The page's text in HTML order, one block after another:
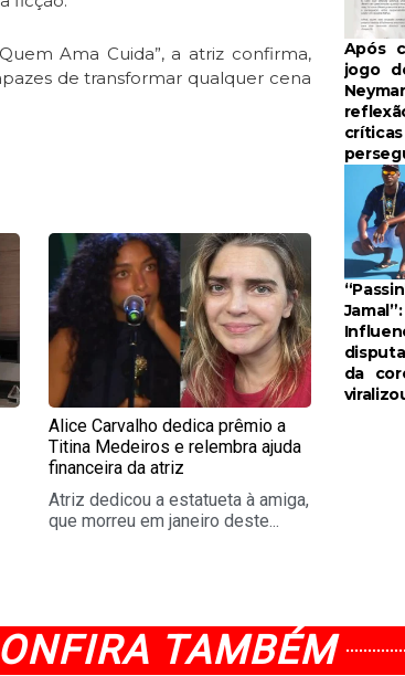
Ama Cuida”, a atriz confirma,
de transformar qualquer cena
Alice Carvalho dedica prêmio a
Titina Medeiros e relembra ajuda
financeira da atriz
Atriz dedicou a estatueta à amiga,
que morreu em janeiro deste...
Após
jogo
Jamal”:
da
TAMBÉM